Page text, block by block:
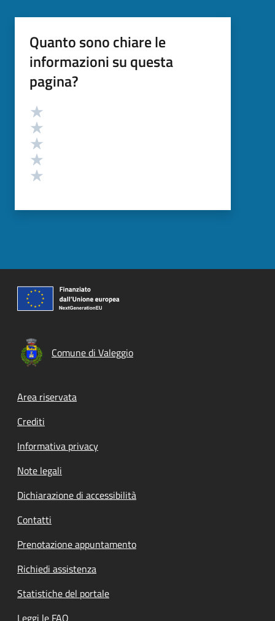
Quanto sono chiare le
informazioni su questa
pagina?
Valutazione
Comune di Valeggio
Footer menu
Area riservata
Crediti
Informativa privacy
Note legali
Dichiarazione di accessibilità
Contatti
Prenotazione appuntamento
Richiedi assistenza
Statistiche del portale
Leggi le FAQ